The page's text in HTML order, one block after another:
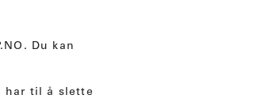
Du kan
har til å slette